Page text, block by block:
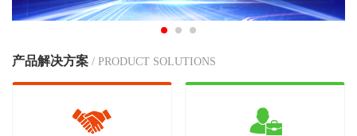
产品解决方案 / PRODUCT SOLUTIONS